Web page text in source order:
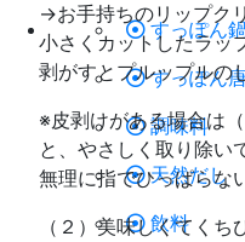
すっぽん
すっぽん
調味料
天然だし
飲料
→お手持ちのリップク
小さくカットしたラ
剥がすとプルップルの
※皮剥けがある場合は
と、やさしく取り除い
無理に指でひっぱらな
（２）美味しくてく